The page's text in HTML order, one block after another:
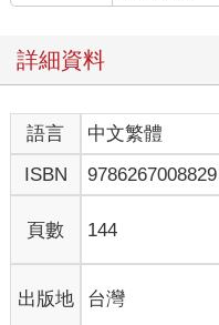
詳細資料
語言 中文繁體
ISBN
9786267008829
頁數 144
出版地 台灣